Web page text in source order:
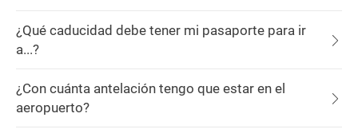
¿Qué caducidad debe tener mi pasaporte para ir
a...?
¿Con cuánta antelación tengo que estar en el
aeropuerto?